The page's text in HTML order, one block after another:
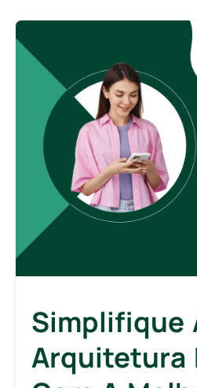
Simplifique
Arquitetura